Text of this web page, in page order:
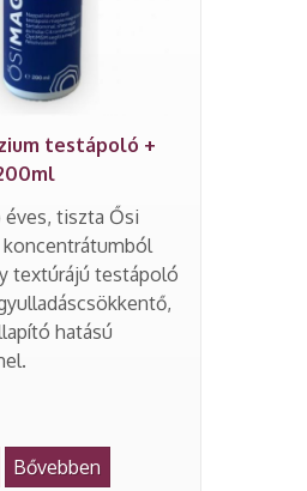
testápoló +
tiszta Ősi
koncentrátumból
textúrájú testápoló
hatású
Bővebben